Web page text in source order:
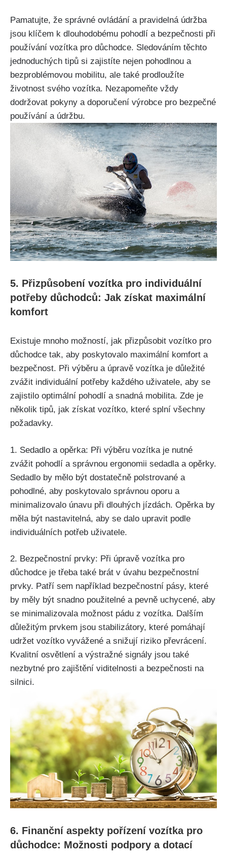
Pamatujte, že správné ovládání a pravidelná údržba
jsou klíčem k dlouhodobému pohodlí a bezpečnosti při
používání vozítka pro důchodce. Sledováním těchto
jednoduchých tipů si zajistíte nejen pohodlnou a
bezproblémovou mobilitu, ale také prodloužíte
životnost svého vozítka. Nezapomeňte vždy
dodržovat pokyny a doporučení výrobce pro bezpečné
používání a údržbu.
5. Přizpůsobení vozítka pro individuální
potřeby důchodců: Jak získat maximální
komfort
Existuje mnoho možností, jak přizpůsobit vozítko pro
důchodce tak, aby poskytovalo maximální komfort a
bezpečnost. Při výběru a úpravě vozítka je důležité
zvážit individuální potřeby každého uživatele, aby se
zajistilo optimální pohodlí a snadná mobilita. Zde je
několik tipů, jak získat vozítko, které splní všechny
požadavky.
1. Sedadlo a opěrka: Při výběru vozítka je nutné
zvážit pohodlí a správnou ergonomii sedadla a opěrky.
Sedadlo by mělo být dostatečně polstrované a
pohodlné, aby poskytovalo správnou oporu a
minimalizovalo únavu při dlouhých jízdách. Opěrka by
měla být nastavitelná, aby se dalo upravit podle
individuálních potřeb uživatele.
2. Bezpečnostní prvky: Při úpravě vozítka pro
důchodce je třeba také brát v úvahu bezpečnostní
prvky. Patří sem například bezpečnostní pásy, které
by měly být snadno použitelné a pevně uchycené, aby
se minimalizovala možnost pádu z vozítka. Dalším
důležitým prvkem jsou stabilizátory, které pomáhají
udržet vozítko vyvážené a snižují riziko převrácení.
Kvalitní osvětlení a výstražné signály jsou také
nezbytné pro zajištění viditelnosti a bezpečnosti na
silnici.
6. Finanční aspekty pořízení vozítka pro
důchodce: Možnosti podpory a dotací